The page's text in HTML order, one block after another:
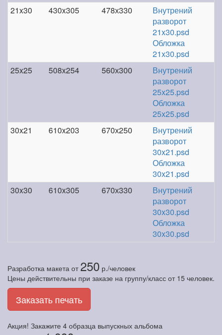
21x30
430x305 478х330
Внутрений
разворот
21x30.psd
Обложка
21x30.psd
25x25
508x254 560х300
Внутрений
разворот
25x25.psd
Обложка
25x25.psd
30x21
610x203 670х250
Внутрений
разворот
30x21.psd
Обложка
30x21.psd
30x30
610x305 670х330
Внутрений
разворот
30x30.psd
Обложка
30x30.psd
Разработка макета от 250 р./человек
Цены действительны при заказе на группу/класс от 15 человек.
Заказать печать
Акция! Закажите 4 образца выпускных альбома